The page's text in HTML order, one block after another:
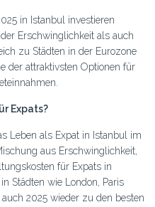
in Istanbul investieren
Erschwinglichkeit als auch
zu Städten in der Eurozone
der attraktivsten Optionen für
Expats?
Leben als Expat in Istanbul im
aus Erschwinglichkeit,
für Expats in
Städten wie London, Paris
2025 wieder zu den besten